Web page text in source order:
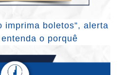
imprima boletos”, alerta
o porquê